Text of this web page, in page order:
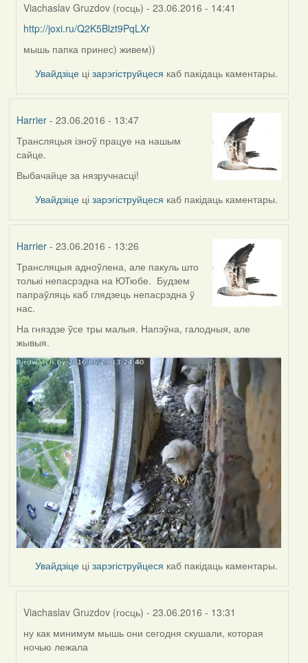
Viachaslav Gruzdov (госць) - 23.06.2016 - 14:41
In
reply
Дарья
http://joxi.ru/Q2K5Blzt9PqLXr
мышь папка принес) живем))
Увайдзіце цізарэгіструйцеся каб пакідаць каментары.
Harrier- 23.06.2016 - 13:47
Трансляцыя ізноў працуе на нашым
сайце.
Выбачайце за нязручнасці!
Увайдзіце цізарэгіструйцеся каб пакідаць каментары.
Harrier- 23.06.2016 - 13:26
Трансляцыя адноўлена, але пакуль што
толькі непасрэдна на ЮТюбе. Будзем
папраўляць каб глядзець непасрэдна ў
нас.
На гняздзе ўсе тры малыя. Напэўна, галодныя, але
жывыя.
Увайдзіце цізарэгіструйцеся каб пакідаць каментары.
Viachaslav Gruzdov (госць) - 23.06.2016 - 13:31
In
reply
ну как минимум мышь они сегодня скушали, которая
ночью лежала